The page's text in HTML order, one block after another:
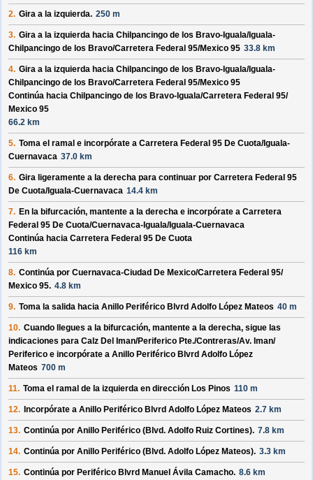
2. Gira a la izquierda. 250 m
3. Gira a la izquierda hacia Chilpancingo de los Bravo-Iguala/Iguala-
Chilpancingo de los Bravo/Carretera Federal 95/Mexico 95 33.8 km
4. Gira a la izquierda hacia Chilpancingo de los Bravo-Iguala/Iguala-
Chilpancingo de los Bravo/Carretera Federal 95/Mexico 95
Continúa hacia Chilpancingo de los Bravo-Iguala/Carretera Federal 95/
Mexico 95
66.2 km
5. Toma el ramal e incorpórate a Carretera Federal 95 De Cuota/Iguala-
Cuernavaca 37.0 km
6. Gira ligeramente a la derecha para continuar por Carretera Federal 95
De Cuota/Iguala-Cuernavaca 14.4 km
7. En la bifurcación, mantente a la derecha e incorpórate a Carretera
Federal 95 De Cuota/Cuernavaca-Iguala/Iguala-Cuernavaca
Continúa hacia Carretera Federal 95 De Cuota
116 km
8. Continúa por Cuernavaca-Ciudad De Mexico/Carretera Federal 95/
Mexico 95. 4.8 km
9. Toma la salida hacia Anillo Periférico Blvrd Adolfo López Mateos 40 m
10. Cuando llegues a la bifurcación, mantente a la derecha, sigue las
indicaciones para Calz Del Iman/Periferico Pte./Contreras/Av. Iman/
Periferico e incorpórate a Anillo Periférico Blvrd Adolfo López
Mateos 700 m
11. Toma el ramal de la izquierda en dirección Los Pinos 110 m
12. Incorpórate a Anillo Periférico Blvrd Adolfo López Mateos 2.7 km
13. Continúa por Anillo Periférico (Blvd. Adolfo Ruiz Cortines). 7.8 km
14. Continúa por Anillo Periférico (Blvd. Adolfo López Mateos). 3.3 km
15. Continúa por Periférico Blvrd Manuel Ávila Camacho. 8.6 km